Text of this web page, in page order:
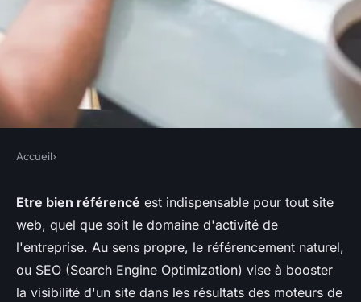
Entreprise : Conseils pour
optimiser le SEO de votre site
web
• 20 mars 2023 2 min de lecture
Accueil›
Etre bien référencé est indispensable pour tout site
web, quel que soit le domaine d'activité de
l'entreprise. Au sens propre, le référencement naturel,
ou SEO (Search Engine Optimization) vise à booster
la visibilité d'un site dans les résultats des moteurs de